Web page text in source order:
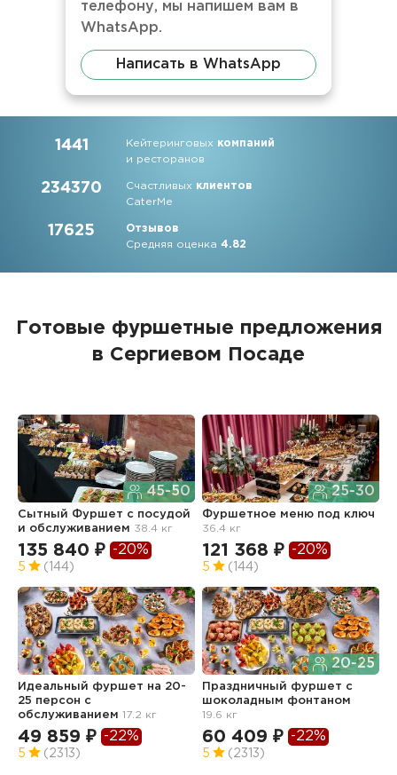
телефону, мы напишем вам в
WhatsApp.
Написать в WhatsApp
1441 Кейтеринговых компаний
и ресторанов
234370 Счастливых клиентов
CaterMe
17625
Отзывов
Средняя оценка4.82
Готовые фуршетные предложения
в Сергиевом Посаде
45-50
Сытный Фуршет с посудой
и обслуживанием 38.4 кг
135 840 ₽ -20%
5 (144)
25-30
Фуршетное меню под ключ
36.4 кг
121 368 ₽ -20%
5 (144)
Идеальный фуршет на 20-
25 персон с
обслуживанием17.2 кг
49 859 ₽ -22%
5 (2313)
20-25
Праздничный фуршет с
шоколадным фонтаном
19.6 кг
60 409 ₽ -22%
5 (2313)